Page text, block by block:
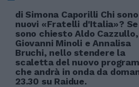
di Simona Caporilli Chi
nuovi «Fratelli d'Italia»?
sono chiesto Aldo Cazzullo,
Giovanni Minoli e Annalisa
Bruchi, nello stendere la
scaletta del nuovo
che andrà in onda da
23.30 su Raidue.